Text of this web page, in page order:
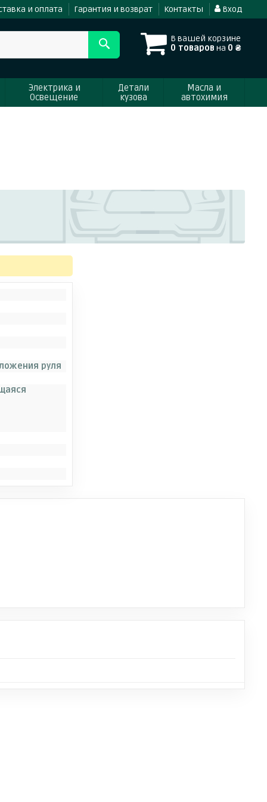
и оплата Гарантия и возврат Контакты Вход
В вашей корзине
0 товаров на 0 ₴
Электрика и
Освещение
Детали
кузова
Масла и
автохимия
руля